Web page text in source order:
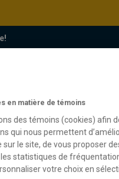
physique
s’y prendre pour changer
qui font du bien» : un
des ados explorent leur
par le biais de la
en matière de témoins
des témoins (cookies) afin
qui nous permettent
sur le site, de vous proposer
les statistiques de
votre choix en